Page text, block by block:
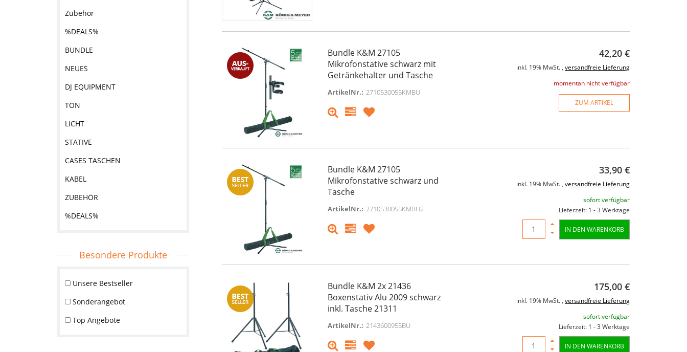
Bundle K&M 27105
Mikrofonstative schwarz mit
Getränkehalter und Tasche
ArtikelNr.: 2710530055KMBU
42,20 €
inkl. 19% MwSt. , versandfreie Lieferung
momentan nicht verfügbar
ZUM ARTIKEL
Bundle K&M 27105
Mikrofonstative schwarz und
Tasche
ArtikelNr.: 2710530055KMBU2
33,90 €
inkl. 19% MwSt. , versandfreie Lieferung
sofort verfügbar
Lieferzeit: 1 - 3 Werktage
IN DEN WARENKORB
Bundle K&M 2x 21436
Boxenstativ Alu 2009 schwarz
inkl. Tasche 21311
ArtikelNr.: 2143600955BU
175,00 €
inkl. 19% MwSt. , versandfreie Lieferung
sofort verfügbar
Lieferzeit: 1 - 3 Werktage
IN DEN WARENKORB
Zubehör
%DEALS%
BUNDLE
NEUES
DJ EQUIPMENT
TON
LICHT
STATIVE
CASES TASCHEN
KABEL
ZUBEHÖR
%DEALS%
Besondere Produkte
Unsere Bestseller
Sonderangebot
Top Angebote